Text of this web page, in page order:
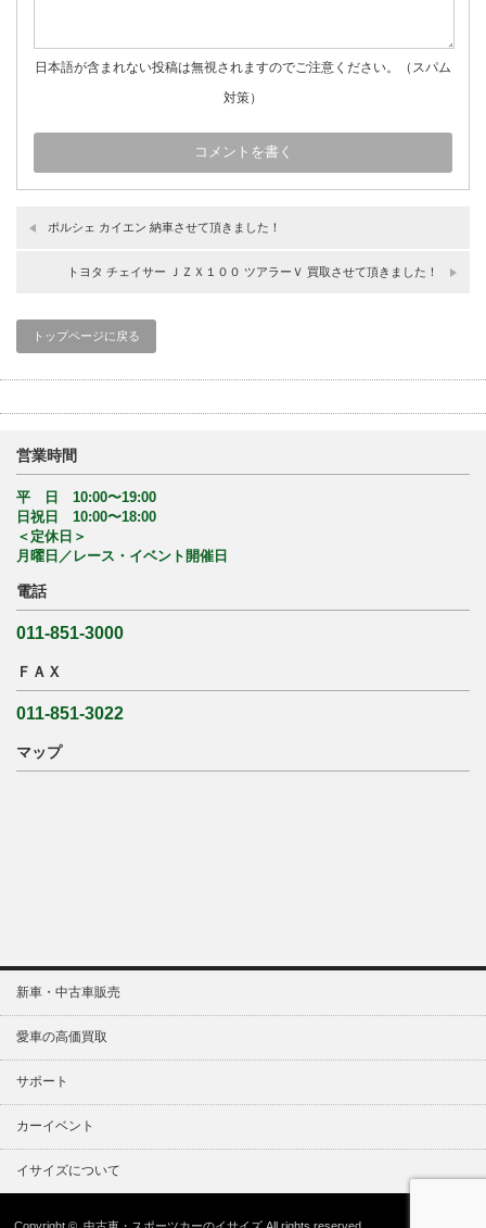
日本語が含まれない投稿は無視されますのでご注意ください。（スパム
対策）
ポルシェ カイエン 納車させて頂きました！
トヨタ チェイサー ＪＺＸ１００ ツアラーＶ 買取させて頂きました！
トップページに戻る
営業時間
平 日 10:00〜19:00
日祝日 10:00〜18:00
＜定休日＞
月曜日／レース・イベント開催日
電話
011-851-3000
ＦＡＸ
011-851-3022
マップ
新車・中古車販売
愛車の高価買取
サポート
カーイベント
イサイズについて